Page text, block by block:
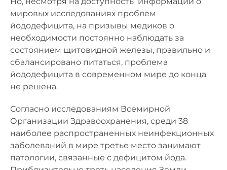
мировых исследованиях проблем
йододефицита, на призывы медиков о
необходимости постоянно наблюдать за
состоянием щитовидной железы, правильно и
сбалансировано питаться, проблема
йододефицита в современном мире до конца
не решена.
Согласно исследованиям Всемирной
Организации Здравоохранения, среди 38
наиболее распространенных неинфекционных
заболеваний в мире третье место занимают
патологии, связанные с дефицитом йода.